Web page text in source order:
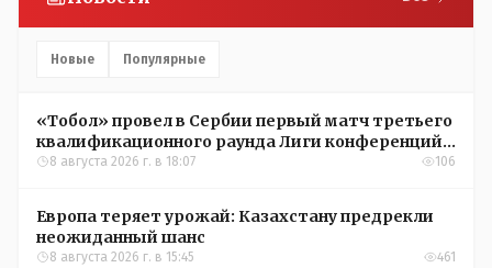
Новые Популярные
«Тобол» провел в Сербии первый матч третьего
квалификационного раунда Лиги конференций
УЕФА
8 августа 2026 г. в 18:07 106
Европа теряет урожай: Казахстану предрекли
неожиданный шанс
8 августа 2026 г. в 15:45 461